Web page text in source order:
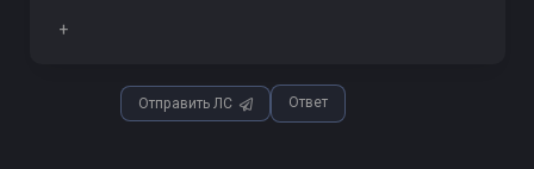
+
Отправить ЛС Ответ